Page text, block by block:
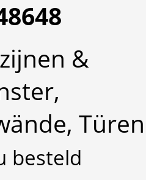
&
Türen
besteld